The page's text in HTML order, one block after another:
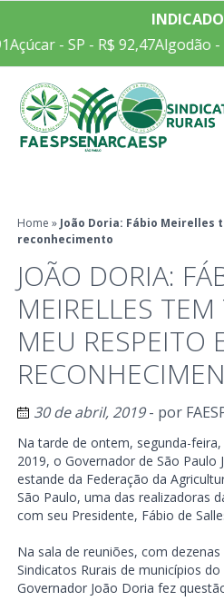
Açúcar - SP - R$ 92,47Algodão -
Home » João Doria: Fábio Meirelles
reconhecimento
JOÃO DORIA:
MEIRELLES
MEU RESPEITO
30 de abril, 2019- por
Na tarde de ontem, segunda-
2019, o Governador de São Paulo
estande da Federação da
São Paulo, uma das realizadoras
com seu Presidente, Fábio de
Na sala de reuniões, com
Sindicatos Rurais de municípios
Governador João Doria fez